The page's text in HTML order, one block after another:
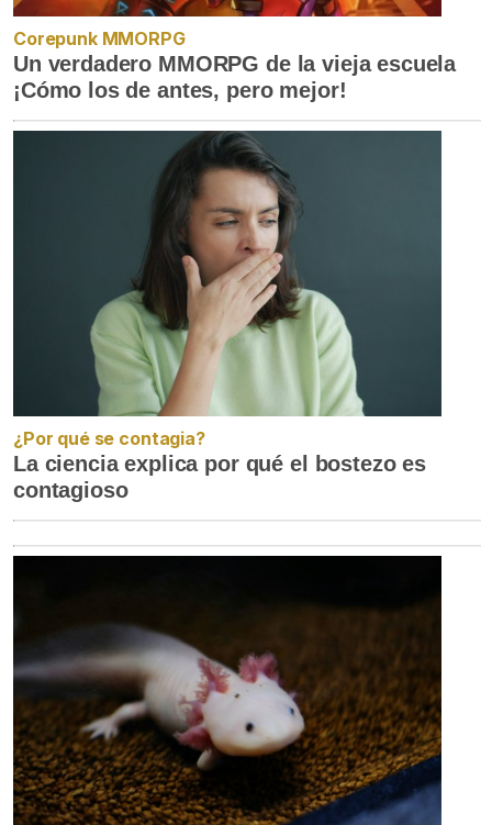
Corepunk MMORPG
Un verdadero MMORPG de la vieja escuela
¡Cómo los de antes, pero mejor!
¿Por qué se contagia?
La ciencia explica por qué el bostezo es
contagioso